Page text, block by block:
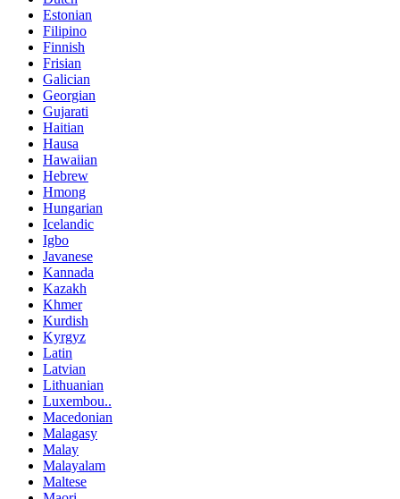
Estonian
Filipino
Finnish
Frisian
Galician
Georgian
Gujarati
Haitian
Hausa
Hawaiian
Hebrew
Hmong
Hungarian
Icelandic
Igbo
Javanese
Kannada
Kazakh
Khmer
Kurdish
Kyrgyz
Latin
Latvian
Lithuanian
Luxembou..
Macedonian
Malagasy
Malay
Malayalam
Maltese